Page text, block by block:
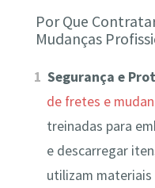
Por Que
Mudanças
Segurança e
de fretes e
treinadas para
e descarregar
utilizam